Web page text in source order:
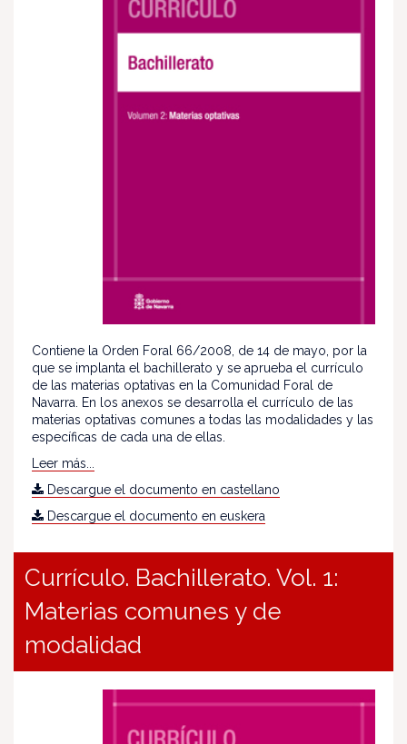
Contiene la Orden Foral 66/2008, de 14 de mayo, por la
que se implanta el bachillerato y se aprueba el currículo
de las materias optativas en la Comunidad Foral de
Navarra. En los anexos se desarrolla el currículo de las
materias optativas comunes a todas las modalidades y las
específicas de cada una de ellas.
Leer más...
Descargue el documento en castellano
Descargue el documento en euskera
Currículo. Bachillerato. Vol. 1:
Materias comunes y de
modalidad